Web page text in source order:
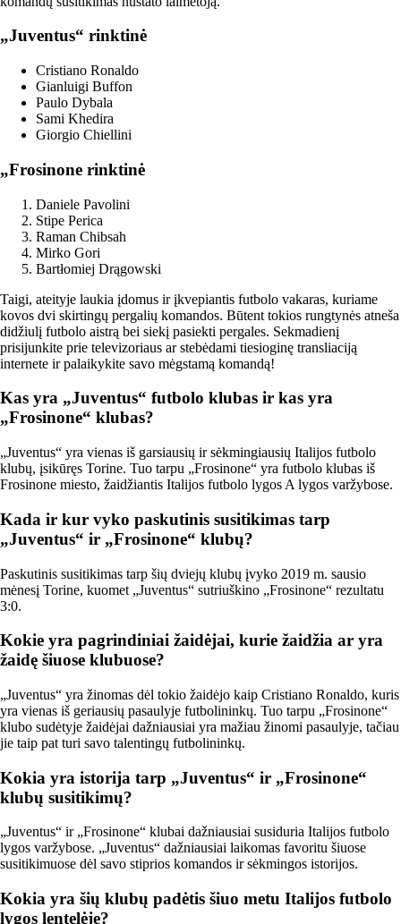
„Juventus“ rinktinė
Cristiano Ronaldo
Gianluigi Buffon
Paulo Dybala
Sami Khedira
Giorgio Chiellini
„Frosinone rinktinė
Daniele Pavolini
Stipe Perica
Raman Chibsah
Mirko Gori
Bartłomiej Drągowski
Taigi, ateityje laukia įdomus ir įkvepiantis futbolo vakaras, kuriame
kovos dvi skirtingų pergalių komandos. Būtent tokios rungtynės atneša
didžiulį futbolo aistrą bei siekį pasiekti pergales. Sekmadienį
prisijunkite prie televizoriaus ar stebėdami tiesioginę transliaciją
internete ir palaikykite savo mėgstamą komandą!
Kas yra „Juventus“ futbolo klubas ir kas yra
„Frosinone“ klubas?
„Juventus“ yra vienas iš garsiausių ir sėkmingiausių Italijos futbolo
klubų, įsikūręs Torine. Tuo tarpu „Frosinone“ yra futbolo klubas iš
Frosinone miesto, žaidžiantis Italijos futbolo lygos A lygos varžybose.
Kada ir kur vyko paskutinis susitikimas tarp
„Juventus“ ir „Frosinone“ klubų?
Paskutinis susitikimas tarp šių dviejų klubų įvyko 2019 m. sausio
mėnesį Torine, kuomet „Juventus“ sutriuškino „Frosinone“ rezultatu
3:0.
Kokie yra pagrindiniai žaidėjai, kurie žaidžia ar yra
žaidę šiuose klubuose?
„Juventus“ yra žinomas dėl tokio žaidėjo kaip Cristiano Ronaldo, kuris
yra vienas iš geriausių pasaulyje futbolininkų. Tuo tarpu „Frosinone“
klubo sudėtyje žaidėjai dažniausiai yra mažiau žinomi pasaulyje, tačiau
jie taip pat turi savo talentingų futbolininkų.
Kokia yra istorija tarp „Juventus“ ir „Frosinone“
klubų susitikimų?
„Juventus“ ir „Frosinone“ klubai dažniausiai susiduria Italijos futbolo
lygos varžybose. „Juventus“ dažniausiai laikomas favoritu šiuose
susitikimuose dėl savo stiprios komandos ir sėkmingos istorijos.
Kokia yra šių klubų padėtis šiuo metu Italijos futbolo
lygos lentelėje?